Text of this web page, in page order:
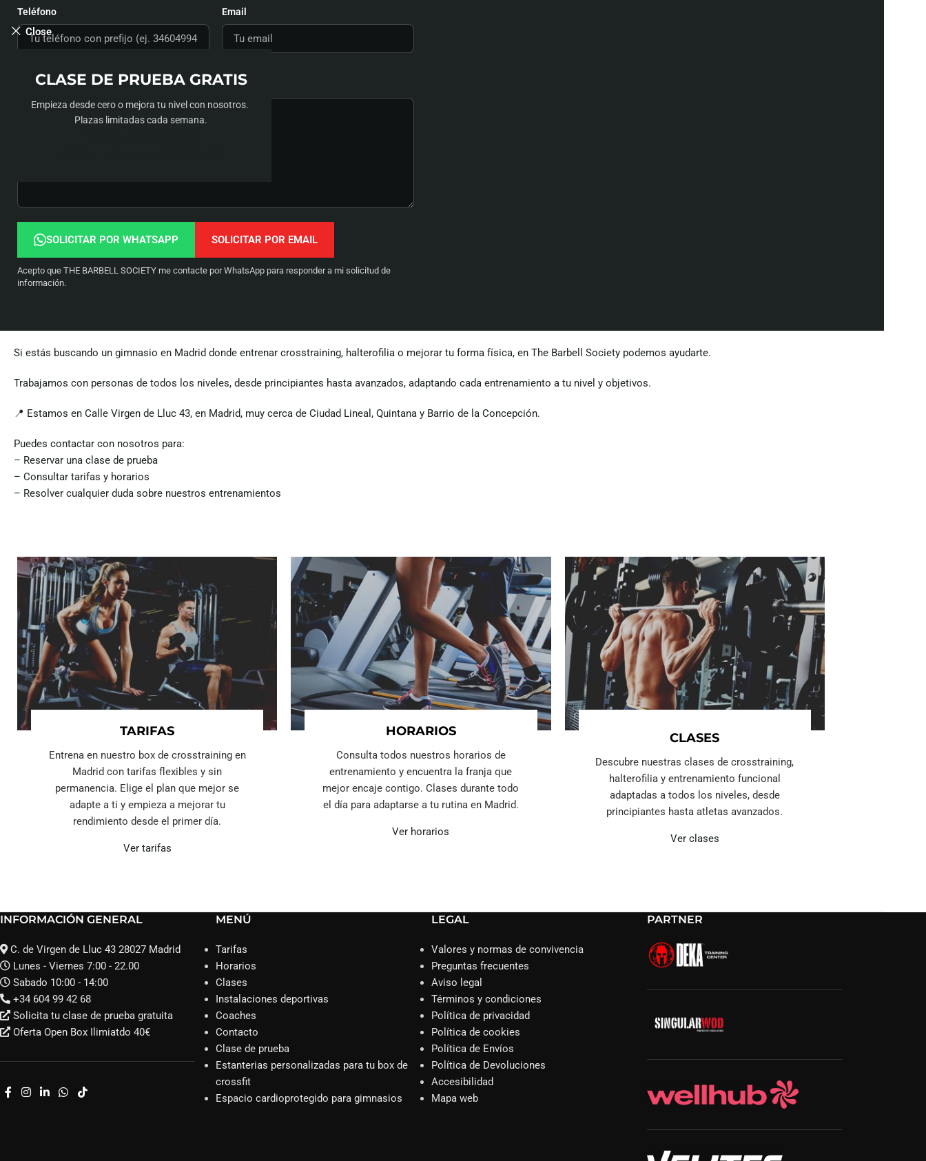
Close
CLASE DE PRUEBA GRATIS
Empieza desde cero o mejora tu nivel con nosotros.
Plazas limitadas cada semana.
Teléfono Email
Cuéntanos un poco más
SOLICITAR POR WHATSAPP
Acepto que THE BARBELL SOCIETY me contacte por WhatsApp para responder a mi solicitud de
información.
Si estás buscando un gimnasio en Madrid donde entrenar crosstraining, halterofilia o mejorar tu forma física, en The Barbell Society podemos ayudarte.
Trabajamos con personas de todos los niveles, desde principiantes hasta avanzados, adaptando cada entrenamiento a tu nivel y objetivos.
📍 Estamos en Calle Virgen de Lluc 43, en Madrid, muy cerca de Ciudad Lineal, Quintana y Barrio de la Concepción.
Puedes contactar con nosotros para:
– Reservar una clase de prueba
– Consultar tarifas y horarios
– Resolver cualquier duda sobre nuestros entrenamientos
TARIFAS
Entrena en nuestro box de crosstraining en
Madrid con tarifas flexibles y sin
permanencia. Elige el plan que mejor se
adapte a ti y empieza a mejorar tu
rendimiento desde el primer día.
Ver tarifas
HORARIOS
Consulta todos nuestros horarios de
entrenamiento y encuentra la franja que
mejor encaje contigo. Clases durante todo
el día para adaptarse a tu rutina en Madrid.
Ver horarios
CLASES
Descubre nuestras clases de crosstraining,
halterofilia y entrenamiento funcional
adaptadas a todos los niveles, desde
principiantes hasta atletas avanzados.
Ver clases
INFORMACIÓN GENERAL
C. de Virgen de Lluc 43 28027 Madrid
Lunes - Viernes 7:00 - 22.00
Sabado 10:00 - 14:00
+34 604 99 42 68
Solicita tu clase de prueba gratuita
Oferta Open Box Ilimiatdo 40€
MENÚ
Tarifas
Horarios
Clases
Instalaciones deportivas
Coaches
Contacto
Clase de prueba
Estanterias personalizadas para tu box de
crossfit
Espacio cardioprotegido para gimnasios
LEGAL
Valores y normas de convivencia
Preguntas frecuentes
Aviso legal
Términos y condiciones
Política de privacidad
Política de cookies
Política de Envíos
Política de Devoluciones
Accesibilidad
Mapa web
PARTNER